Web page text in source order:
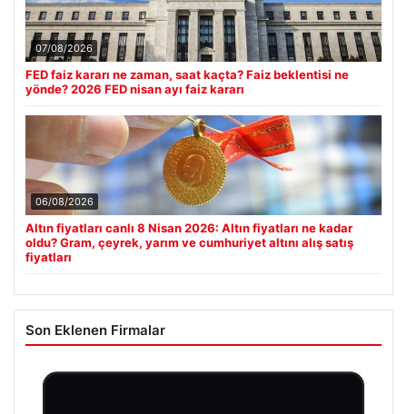
07/08/2026
FED faiz kararı ne zaman, saat kaçta? Faiz beklentisi ne
yönde? 2026 FED nisan ayı faiz kararı
06/08/2026
Altın fiyatları canlı 8 Nisan 2026: Altın fiyatları ne kadar
oldu? Gram, çeyrek, yarım ve cumhuriyet altını alış satış
fiyatları
Son Eklenen Firmalar